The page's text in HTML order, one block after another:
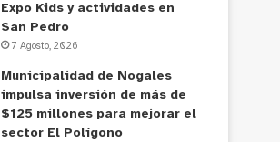
Expo Kids y actividades en
San Pedro
7 Agosto, 2026
Municipalidad de Nogales
impulsa inversión de más de
$125 millones para mejorar el
sector El Polígono